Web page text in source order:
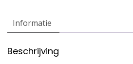
Informatie
Beschrijving